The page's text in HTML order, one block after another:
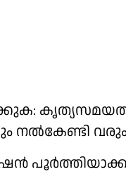
നൽകേണ്ടി